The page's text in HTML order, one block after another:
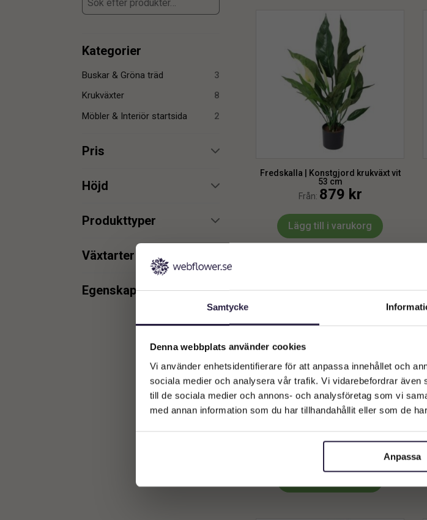
Samtycke
Denna webbplats använder cookies
Vi använder enhetsidentifierare för att anpassa innehållet och
sociala medier och analysera vår trafik. Vi vidarebefordrar även
till de sociala medier och annons- och analysföretag som vi
med annan information som du har tillhandahållit eller som de
Anpassa
Kategorier
Buskar & Gröna träd
3
Krukväxter
8
Möbler & Interiör startsida
2
Pris
min.
Höjd
min.
Produkttyper
Garderobsblomma 7
Växtarter
Egenskaper
3
Fredskalla | Konstgjord krukväxt vit
53 cm
Från: 879 kr
Lägg till i varukorg
Smaragdblomman Zamifolia 90 cm
2179kr
Välkommen till
Vilken typ av kund är du? Du kan
Företagskund